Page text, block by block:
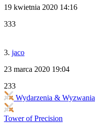
19 kwietnia 2020 14:16
333
3. jaco
23 marca 2020 19:04
233
Wydarzenia & Wyzwania
Tower of Precision